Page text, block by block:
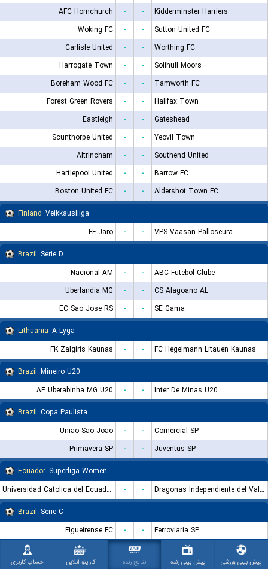
AFC Hornchurch
- -
Kidderminster Harriers
Woking FC
- -
Sutton United FC
Carlisle United
- -
Worthing FC
Harrogate Town
- -
Solihull Moors
Boreham Wood FC
- -
Tamworth FC
Forest Green Rovers
- -
Halifax Town
Eastleigh
- -
Gateshead
Scunthorpe United
- -
Yeovil Town
Altrincham
- -
Southend United
Hartlepool United
- -
Barrow FC
Boston United FC
- -
Aldershot Town FC
Finland Veikkausliiga
FF Jaro
- -
VPS Vaasan Palloseura
Brazil Serie D
Nacional AM
- -
ABC Futebol Clube
Uberlandia MG
- -
CS Alagoano AL
EC Sao Jose RS
- -
SE Gama
Lithuania A Lyga
FK Zalgiris Kaunas
- -
FC Hegelmann Litauen Kaunas
Brazil Mineiro U20
AE Uberabinha MG U20
- -
Inter De Minas U20
Brazil Copa Paulista
Uniao Sao Joao
- -
Comercial SP
Primavera SP
- -
Juventus SP
Ecuador Superliga Women
Universidad Catolica del Ecuador (W)
- -
Dragonas Independiente del Valle (W)
Brazil Serie C
Figueirense FC
- -
Ferroviaria SP
Botafogo PB
Santa Cruz FC PE
پیش بینی ورزشی پیش بینی زنده نتایج زنده کازینو آنلاین حساب کاربری